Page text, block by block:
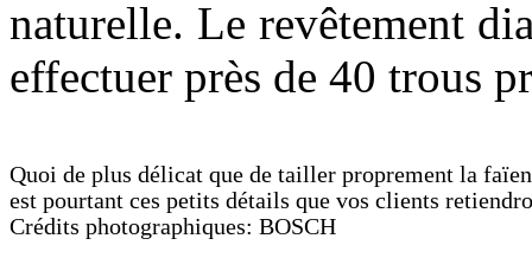
naturelle. Le revêtement
effectuer près de 40 trous
Quoi de plus délicat que de tailler proprement la
est pourtant ces petits détails que vos clients
Crédits photographiques: BOSCH